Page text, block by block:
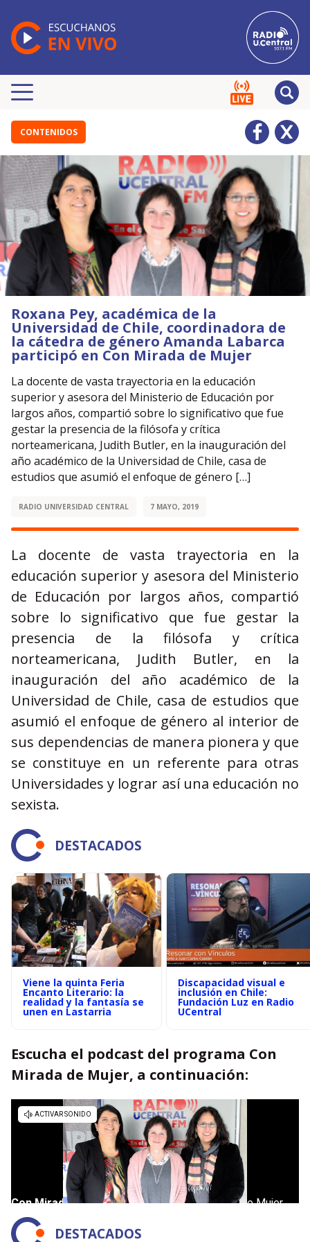
CONTENIDOS
Roxana Pey, académica de la
Universidad de Chile, coordinadora de
la cátedra de género Amanda Labarca
participó en Con Mirada de Mujer
La docente de vasta trayectoria en la educación
superior y asesora del Ministerio de Educación por
largos años, compartió sobre lo significativo que fue
gestar la presencia de la filósofa y crítica
norteamericana, Judith Butler, en la inauguración del
año académico de la Universidad de Chile, casa de
estudios que asumió el enfoque de género […]
RADIO UNIVERSIDAD CENTRAL 7 MAYO, 2019
La docente de vasta trayectoria en la
educación superior y asesora del Ministerio
de Educación por largos años, compartió
sobre lo significativo que fue gestar la
presencia de la filósofa y crítica
norteamericana, Judith Butler, en la
inauguración del año académico de la
Universidad de Chile, casa de estudios que
asumió el enfoque de género al interior de
sus dependencias de manera pionera y que
se constituye en un referente para otras
Universidades y lograr así una educación no
sexista.
DESTACADOS
Viene la quinta Feria
Encanto Literario: la
realidad y la fantasía se
unen en Lastarria
Discapacidad visual e
inclusión en Chile:
Fundación Luz en Radio
UCentral
Escucha el podcast del programa Con
Mirada de Mujer, a continuación:
DESTACADOS